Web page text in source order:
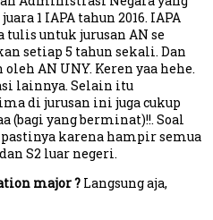
1 IAPA tahun 2016. IAPA
untuk jurusan AN se
setiap 5 tahun sekali. Dan
AN UNY. Keren yaa hehe.
lainnya. Selain itu
di jurusan ini juga cukup
(bagi yang berminat)!!. Soal
karena hampir semua
S2 luar negeri.
major ? Langsung aja,